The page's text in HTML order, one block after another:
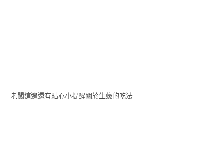
老闆這邊還有貼心小提醒關於生蠔的吃法